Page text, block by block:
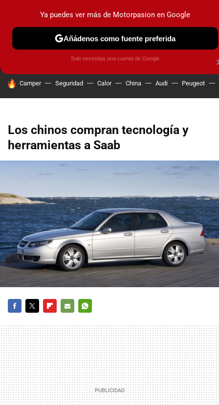
MENÚ NUEVO
COCHES ELÉCTRICOS OBSERVATORIO
HOY SE HABLA DE
Camper Seguridad Calor China Audi Peugeot
Los chinos compran tecnología y
herramientas a Saab
MAIL
Ya puedes ver más de Motorpasion en Google
Añádenos como fuente preferida
Solo necesitas una cuenta de Google